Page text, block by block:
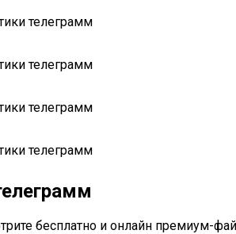
бесплатно и онлайн премиум-